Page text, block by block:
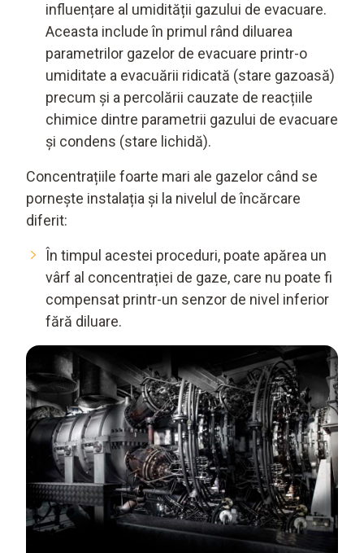
influențare al umidității gazului de evacuare.
Aceasta include în primul rând diluarea
parametrilor gazelor de evacuare printr-o
umiditate a evacuării ridicată (stare gazoasă)
precum și a percolării cauzate de reacțiile
chimice dintre parametrii gazului de evacuare
și condens (stare lichidă).
Concentrațiile foarte mari ale gazelor când se
pornește instalația și la nivelul de încărcare
diferit:
În timpul acestei proceduri, poate apărea un
vârf al concentrației de gaze, care nu poate fi
compensat printr-un senzor de nivel inferior
fără diluare.